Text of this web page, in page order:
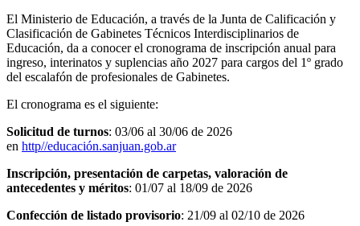
El Ministerio de Educación, a través de la Junta de Calificación y
Clasificación de Gabinetes Técnicos Interdisciplinarios de
Educación, da a conocer el cronograma de inscripción anual para
ingreso, interinatos y suplencias año 2027 para cargos del 1º grado
del escalafón de profesionales de Gabinetes.
El cronograma es el siguiente:
Solicitud de turnos: 03/06 al 30/06 de 2026
en http//educación.sanjuan.gob.ar
Inscripción, presentación de carpetas, valoración de
antecedentes y méritos: 01/07 al 18/09 de 2026
Confección de listado provisorio: 21/09 al 02/10 de 2026